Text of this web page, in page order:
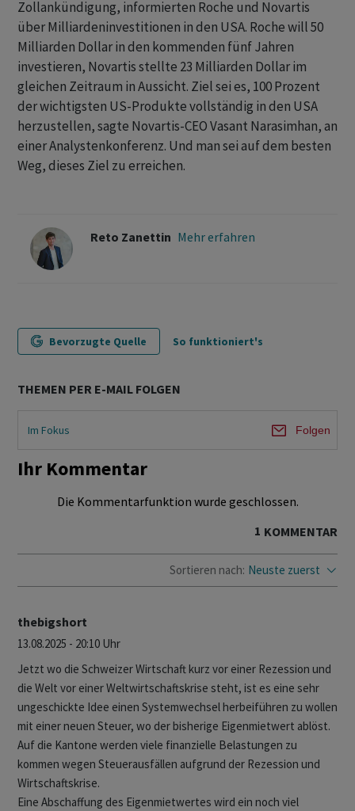
Zollankündigung, informierten Roche und Novartis
über Milliardeninvestitionen in den USA. Roche will 50
Milliarden Dollar in den kommenden fünf Jahren
investieren, Novartis stellte 23 Milliarden Dollar im
gleichen Zeitraum in Aussicht. Ziel sei es, 100 Prozent
der wichtigsten US-Produkte vollständig in den USA
herzustellen, sagte Novartis-CEO Vasant Narasimhan, an
einer Analystenkonferenz. Und man sei auf dem besten
Weg, dieses Ziel zu erreichen.
Reto Zanettin Mehr erfahren
Bevorzugte Quelle So funktioniert's
THEMEN PER E-MAIL FOLGEN
Im Fokus Folgen
Ihr Kommentar
Die Kommentarfunktion wurde geschlossen.
1 KOMMENTAR
Sortieren nach: Neuste zuerst
thebigshort
13.08.2025 - 20:10 Uhr
Jetzt wo die Schweizer Wirtschaft kurz vor einer Rezession und
die Welt vor einer Weltwirtschaftskrise steht, ist es eine sehr
ungeschickte Idee einen Systemwechsel herbeiführen zu wollen
mit einer neuen Steuer, wo der bisherige Eigenmietwert ablöst.
Auf die Kantone werden viele finanzielle Belastungen zu
kommen wegen Steuerausfällen aufgrund der Rezession und
Wirtschaftskrise.
Eine Abschaffung des Eigenmietwertes wird ein noch viel